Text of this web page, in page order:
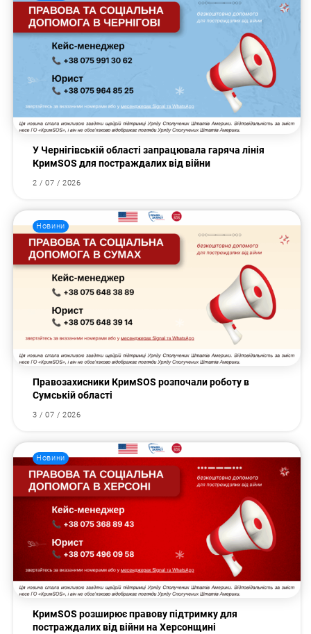
У Чернігівській області запрацювала гаряча лінія
КримSOS для постраждалих від війни
2 / 07 / 2026
Новини
Правозахисники КримSOS розпочали роботу в
Сумській області
3 / 07 / 2026
Новини
КримSOS розширює правову підтримку для
постраждалих від війни на Херсонщині